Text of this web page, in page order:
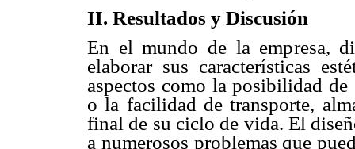
II. Resultados y Discusión
En el mundo de la empresa,
elaborar sus características
aspectos como la posibilidad
o la facilidad de transporte,
final de su ciclo de vida. El
a numerosos problemas que